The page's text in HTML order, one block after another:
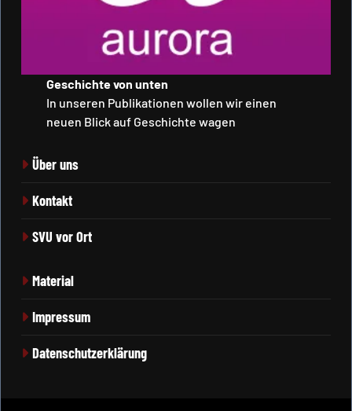
Geschichte von unten
In unseren Publikationen wollen wir einen
neuen Blick auf Geschichte wagen
Über uns
Kontakt
SVU vor Ort
Material
Impressum
Datenschutzerklärung